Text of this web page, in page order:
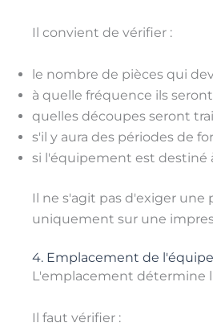
Il convient de vérifier :
le nombre de pièces qui
à quelle fréquence ils
quelles découpes seront
s'il y aura des périodes de
si l'équipement est destiné
Il ne s'agit pas d'exiger
uniquement sur une
4. Emplacement de
L'emplacement détermine
Il faut vérifier :